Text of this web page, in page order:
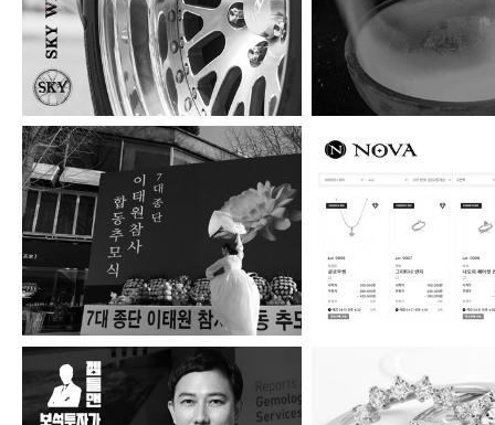
스카이휠 서울귀금속제조협
(사)한국종교지도자협… NOVA 주얼리